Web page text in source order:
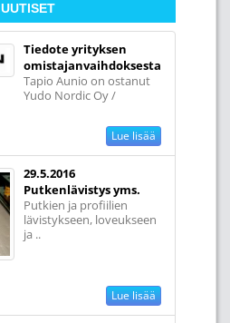
UUTISET
Tiedote yrityksen
omistajanvaihdoksesta
Tapio Aunio on ostanut
Yudo Nordic Oy /
Lue lisää
29.5.2016
Putkenlävistys yms.
Putkien ja profiilien
lävistykseen, loveukseen
ja ..
Lue lisää